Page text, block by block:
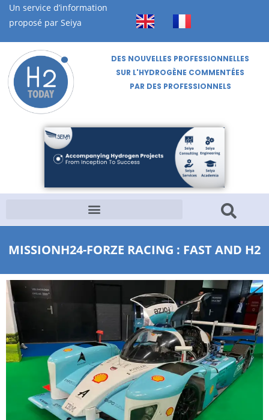
Un service d’information
proposé par Seiya
DES NOUVELLES PROFESSIONNELLES
SUR L'HYDROGÈNE COMMENTÉES
PAR DES PROFESSIONNELS
MISSIONH24-FORZE RACING : FAST AND H2